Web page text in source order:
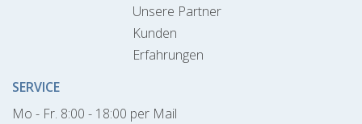
Unsere Partner
Kunden
Erfahrungen
SERVICE
Mo - Fr. 8:00 - 18:00 per Mail